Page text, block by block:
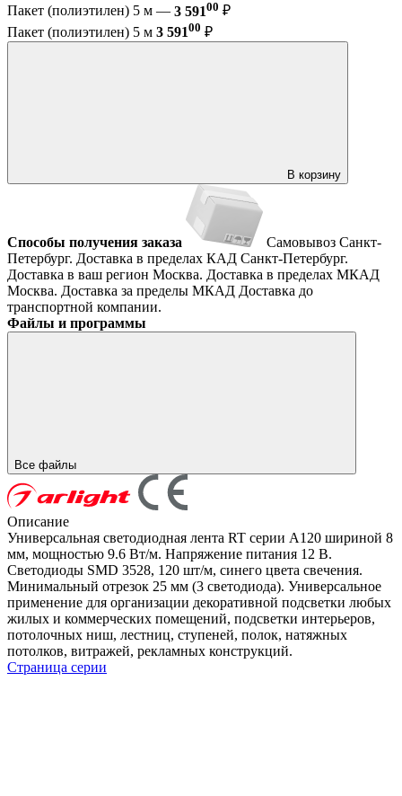
Пакет (полиэтилен) 5 м — 3 59100 ₽
Пакет (полиэтилен) 5 м 3 59100 ₽
В корзину
Способы получения заказа Самовывоз Санкт-
Петербург. Доставка в пределах КАД Санкт-Петербург.
Доставка в ваш регион Москва. Доставка в пределах МКАД
Москва. Доставка за пределы МКАД Доставка до
транспортной компании.
Файлы и программы
Все файлы
Описание
Универсальная светодиодная лента RT серии A120 шириной 8
мм, мощностью 9.6 Вт/м. Напряжение питания 12 В.
Светодиоды SMD 3528, 120 шт/м, синего цвета свечения.
Минимальный отрезок 25 мм (3 светодиода). Универсальное
применение для организации декоративной подсветки любых
жилых и коммерческих помещений, подсветки интерьеров,
потолочных ниш, лестниц, ступеней, полок, натяжных
потолков, витражей, рекламных конструкций.
Страница серии